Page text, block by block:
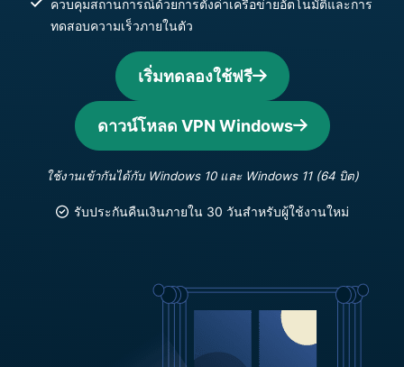
ควบคุมสถานการณ์ด้วยการตั้งค่าเครือข่ายอัตโนมัติและการ
ทดสอบความเร็วภายในตัว
เริ่มทดลองใช้ฟรี
ดาวน์โหลด VPN Windows
ใช้งานเข้ากันได้กับ Windows 10 และ Windows 11 (64 บิต)
รับประกันคืนเงินภายใน 30 วันสำหรับผู้ใช้งานใหม่